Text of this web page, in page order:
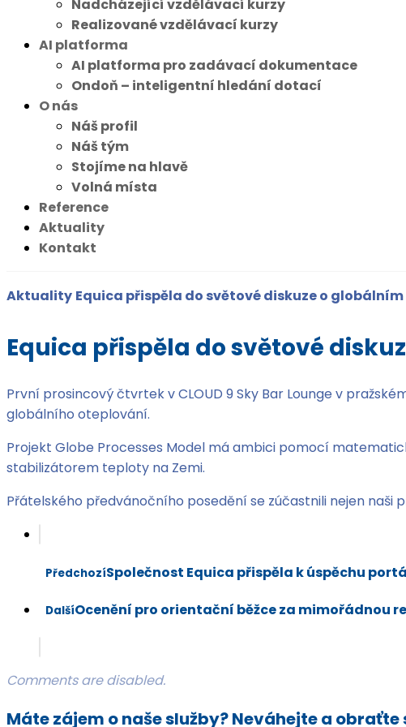
Nadcházející vzdělávací kurzy
Realizované vzdělávací kurzy
AI platforma
AI platforma pro zadávací dokumentace
Ondoň – inteligentní hledání dotací
O nás
Náš profil
Náš tým
Stojíme na hlavě
Volná místa
Reference
Aktuality
Kontakt
Aktuality Equica přispěla do světové diskuze o
Equica přispěla do světové
První prosincový čtvrtek v CLOUD 9 Sky Bar Lounge v
globálního oteplování.
Projekt Globe Processes Model má ambici pomocí
stabilizátorem teploty na Zemi.
Přátelského předvánočního posedění se zúčastnili nejen naši
PředchozíSpolečnost Equica přispěla k úspěchu
DalšíOcenění pro orientační běžce za mimořádnou
Comments are disabled.
Máte zájem o naše služby? Neváhejte a obraťte